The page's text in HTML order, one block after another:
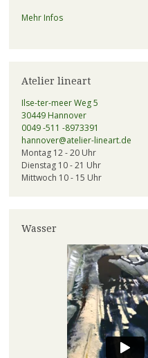
Mehr Infos
Atelier lineart
Ilse-ter-meer Weg 5
30449 Hannover
0049 -511 -8973391
hannover@atelier-lineart.de
Montag 12 - 20 Uhr
Dienstag 10 - 21 Uhr
Mittwoch 10 - 15 Uhr
Wasser